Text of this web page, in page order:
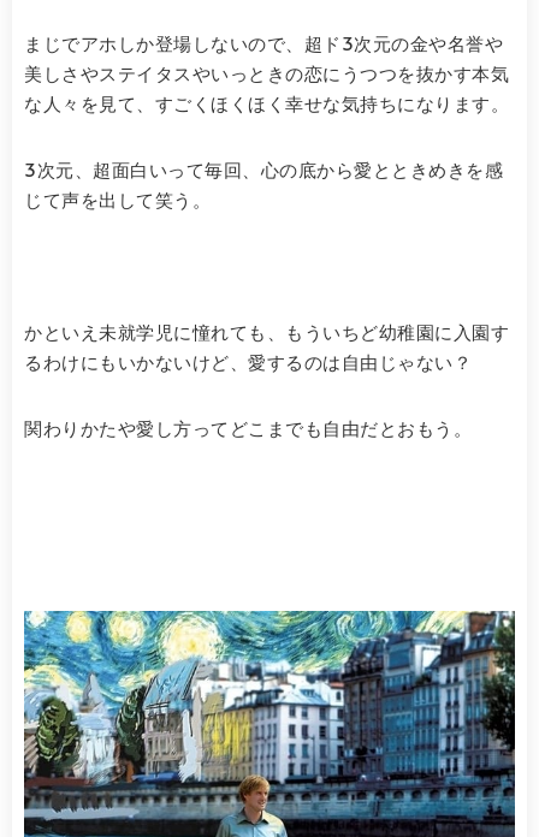
まじでアホしか登場しないので、超ド3次元の金や名誉や
美しさやステイタスやいっときの恋にうつつを抜かす本気
な人々を見て、すごくほくほく幸せな気持ちになります。
3次元、超面白いって毎回、心の底から愛とときめきを感
じて声を出して笑う。
かといえ未就学児に憧れても、もういちど幼稚園に入園す
るわけにもいかないけど、愛するのは自由じゃない？
関わりかたや愛し方ってどこまでも自由だとおもう。